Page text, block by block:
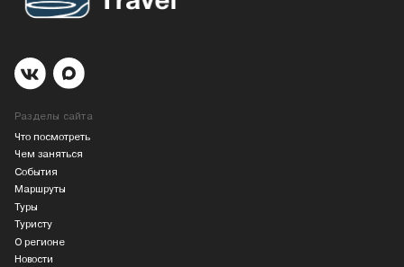
Разделы сайта
Что посмотреть
Чем заняться
События
Маршруты
Туры
Туристу
О регионе
Новости